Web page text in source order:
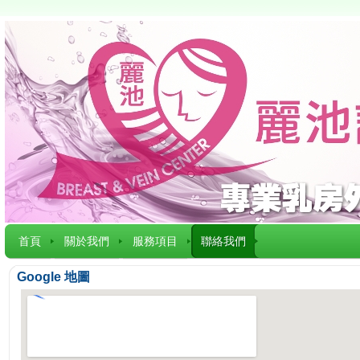
首頁 關於我們 服務項目 聯絡我們
Google 地圖